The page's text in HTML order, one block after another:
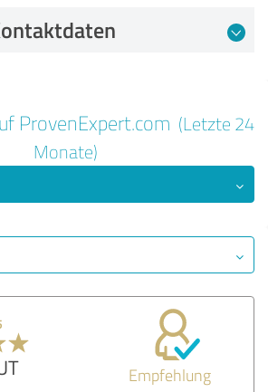
Empfehlung
ProvenExpert.com (Letzte 24
Monate)
Empfehlung